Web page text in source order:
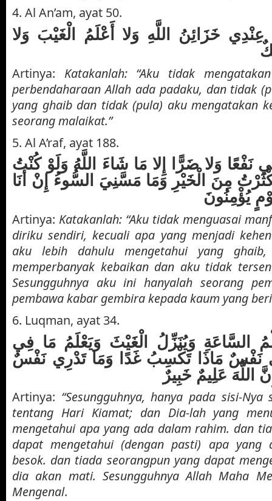
4. Al An’am, ayat 50.
خَزَائِنُ اللَّهِ وَلا أَعْلَمُ الْغَيْبَ وَلا
Artinya: Katakanlah: “Aku tidak
perbendaharaan Allah ada padaku, dan tidak
yang ghaib dan tidak (pula) aku mengatakan
seorang malaikat.”
5. Al A’raf, ayat 188.
نَفْعًا وَلا ضَرًّا إِلا مَا شَاءَ اللَّهُ وَلَوْ كُنْتُ
مِنَ الْخَيْرِ وَمَا مَسَّنِيَ السُّوءُ إِنْ أَنَا
يُؤْمِنُونَ
Artinya: Katakanlah: “Aku tidak menguasai
diriku sendiri, kecuali apa yang menjadi
aku lebih dahulu mengetahui yang
memperbanyak kebaikan dan aku tidak
Sesungguhnya aku ini hanyalah seorang
pembawa kabar gembira kepada kaum yang
6. Luqman, ayat 34.
السَّاعَةِ وَيُنَزِّلُ الْغَيْثَ وَيَعْلَمُ مَا فِي
نَفْسٌ مَاذَا تَكْسِبُ غَدًا وَمَا تَدْرِي نَفْسٌ
عَلِيمٌ خَبِيرٌ
Artinya: “Sesungguhnya, hanya pada sisi-Nya
tentang Hari Kiamat; dan Dia-lah yang
mengetahui apa yang ada dalam rahim. dan
dapat mengetahui (dengan pasti) apa yang
besok. dan tiada seorangpun yang dapat
dia akan mati. Sesungguhnya Allah Maha
Mengenal.